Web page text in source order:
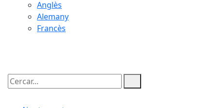
Anglès
Alemany
Francès
Cercar: